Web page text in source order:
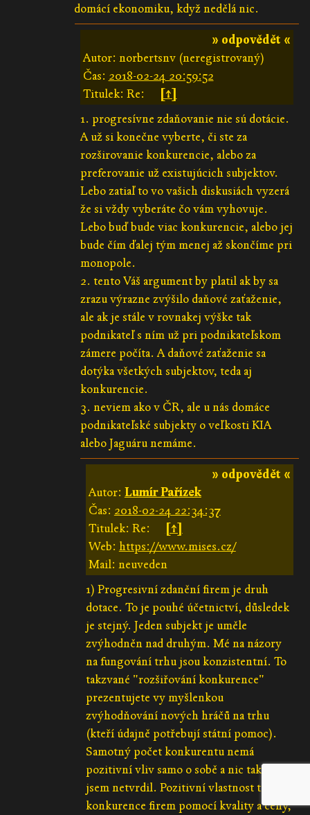
domácí ekonomiku, když nedělá nic.
» odpovědět «
Autor: norbertsnv (neregistrovaný)
Čas: 2018-02-24 20:59:52
Titulek: Re:
[↑]
1. progresívne zdaňovanie nie sú dotácie.
A už si konečne vyberte, či ste za
rozširovanie konkurencie, alebo za
preferovanie už existujúcich subjektov.
Lebo zatiaľ to vo vašich diskusiách vyzerá
že si vždy vyberáte čo vám vyhovuje.
Lebo buď bude viac konkurencie, alebo jej
bude čím ďalej tým menej až skončíme pri
monopole.
2. tento Váš argument by platil ak by sa
zrazu výrazne zvýšilo daňové zaťaženie,
ale ak je stále v rovnakej výške tak
podnikateľ s ním už pri podnikateľskom
zámere počíta. A daňové zaťaženie sa
dotýka všetkých subjektov, teda aj
konkurencie.
3. neviem ako v ČR, ale u nás domáce
podnikateľské subjekty o veľkosti KIA
alebo Jaguáru nemáme.
» odpovědět «
Autor: Lumír Pařízek
Čas: 2018-02-24 22:34:37
Titulek: Re:
[↑]
Web: https://www.mises.cz/
Mail: neuveden
1) Progresivní zdanění firem je druh
dotace. To je pouhé účetnictví, důsledek
je stejný. Jeden subjekt je uměle
zvýhodněn nad druhým. Mé na názory
na fungování trhu jsou konzistentní. To
takzvané "rozšiřování konkurence"
prezentujete vy myšlenkou
zvýhodňování nových hráčů na trhu
(kteří údajně potřebují státní pomoc).
Samotný počet konkurentu nemá
pozitivní vliv samo o sobě a nic takové
jsem netvrdil. Pozitivní vlastnost trhu je
konkurence firem pomocí kvality a ceny,